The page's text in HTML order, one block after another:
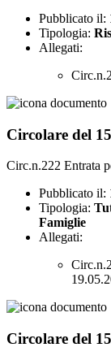
Pubblicato il:
Tipologia:
Allegati:
Circolare del
Circ.n.222 Entrata
Pubblicato il:
Tipologia:
Famiglie
Allegati:
Circolare del